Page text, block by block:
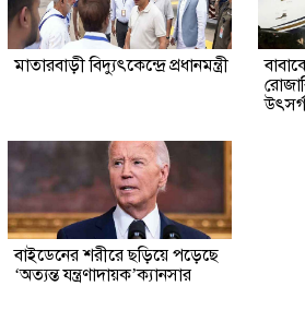
মাতারবাড়ী বিদ্যুৎকেন্দ্রে প্রধানমন্ত্রী
উৎসর্গ
বাইডেনের শরীরে ছড়িয়ে পড়েছে
‘অত্যন্ত যন্ত্রণাদায়ক’ক্যানসার